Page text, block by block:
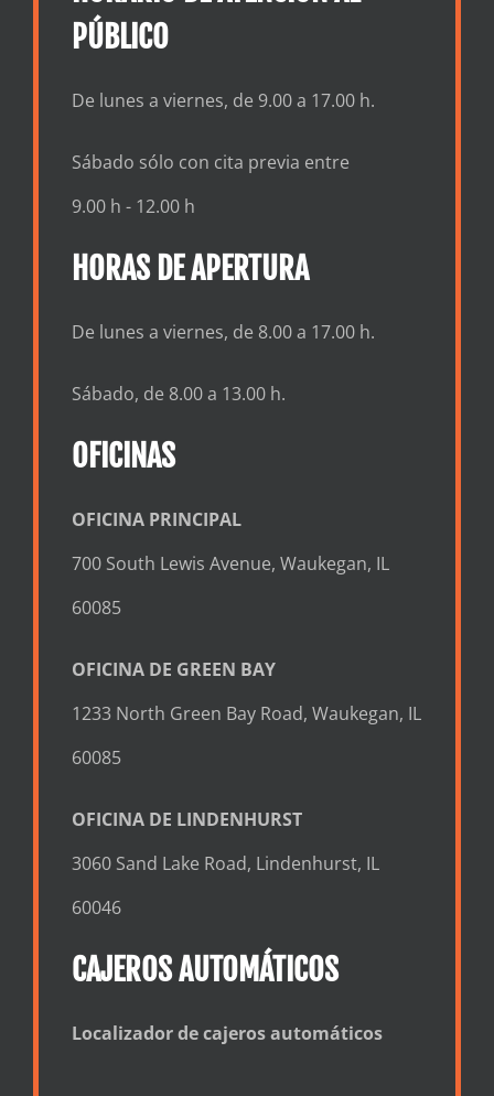
PÚBLICO
De lunes a viernes, de 9.00 a 17.00 h.
Sábado sólo con cita previa entre
9.00 h - 12.00 h
HORAS DE APERTURA
De lunes a viernes, de 8.00 a 17.00 h.
Sábado, de 8.00 a 13.00 h.
OFICINAS
OFICINA PRINCIPAL
700 South Lewis Avenue, Waukegan, IL
60085
OFICINA DE GREEN BAY
1233 North Green Bay Road, Waukegan, IL
60085
OFICINA DE LINDENHURST
3060 Sand Lake Road, Lindenhurst, IL
60046
CAJEROS AUTOMÁTICOS
Localizador de cajeros automáticos